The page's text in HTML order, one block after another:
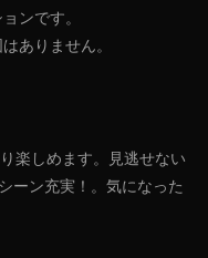
ンです。
ありません。
楽しめます。見逃せない
ーン充実！。気になった